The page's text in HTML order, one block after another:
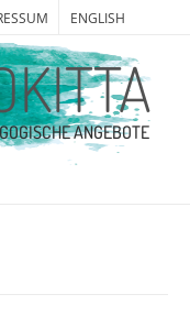
ENGLISH
ANGEBOTE